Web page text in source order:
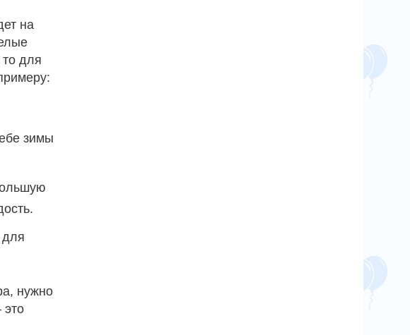
на
для
зимы
нужно
это